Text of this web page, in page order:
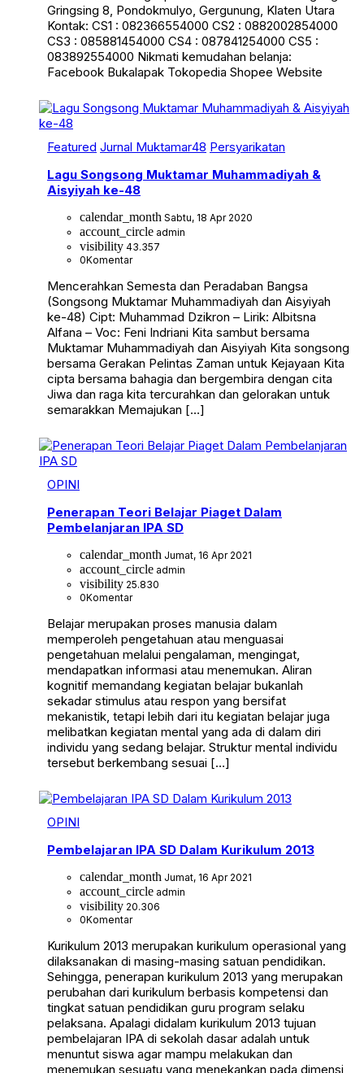
Gringsing 8, Pondokmulyo, Gergunung, Klaten Utara
Kontak: CS1 : 082366554000 CS2 : 0882002854000
CS3 : 085881454000 CS4 : 087841254000 CS5 :
083892554000 Nikmati kemudahan belanja:
Facebook Bukalapak Tokopedia Shopee Website
Featured Jurnal Muktamar48 Persyarikatan
Lagu Songsong Muktamar Muhammadiyah &
Aisyiyah ke-48
calendar_month Sabtu, 18 Apr 2020
account_circle admin
visibility 43.357
0Komentar
Mencerahkan Semesta dan Peradaban Bangsa
(Songsong Muktamar Muhammadiyah dan Aisyiyah
ke-48) Cipt: Muhammad Dzikron – Lirik: Albitsna
Alfana – Voc: Feni Indriani Kita sambut bersama
Muktamar Muhammadiyah dan Aisyiyah Kita songsong
bersama Gerakan Pelintas Zaman untuk Kejayaan Kita
cipta bersama bahagia dan bergembira dengan cita
Jiwa dan raga kita tercurahkan dan gelorakan untuk
semarakkan Memajukan […]
OPINI
Penerapan Teori Belajar Piaget Dalam
Pembelanjaran IPA SD
calendar_month Jumat, 16 Apr 2021
account_circle admin
visibility 25.830
0Komentar
Belajar merupakan proses manusia dalam
memperoleh pengetahuan atau menguasai
pengetahuan melalui pengalaman, mengingat,
mendapatkan informasi atau menemukan. Aliran
kognitif memandang kegiatan belajar bukanlah
sekadar stimulus atau respon yang bersifat
mekanistik, tetapi lebih dari itu kegiatan belajar juga
melibatkan kegiatan mental yang ada di dalam diri
individu yang sedang belajar. Struktur mental individu
tersebut berkembang sesuai […]
OPINI
Pembelajaran IPA SD Dalam Kurikulum 2013
calendar_month Jumat, 16 Apr 2021
account_circle admin
visibility 20.306
0Komentar
Kurikulum 2013 merupakan kurikulum operasional yang
dilaksanakan di masing-masing satuan pendidikan.
Sehingga, penerapan kurikulum 2013 yang merupakan
perubahan dari kurikulum berbasis kompetensi dan
tingkat satuan pendidikan guru program selaku
pelaksana. Apalagi didalam kurikulum 2013 tujuan
pembelajaran IPA di sekolah dasar adalah untuk
menuntut siswa agar mampu melakukan dan
menemukan sesuatu yang menekankan pada dimensi